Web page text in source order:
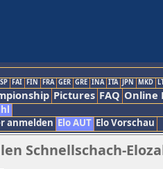
FAI FIN FRA GER GRE INA ITA JPN MKD
Pictures FAQ Online
anmelden Elo AUT Elo Vorschau
Schnellschach-